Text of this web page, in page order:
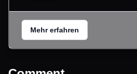
Mehr erfahren